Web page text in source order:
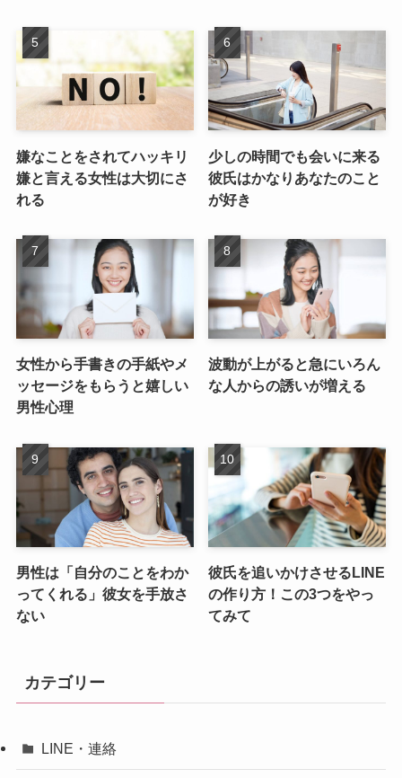
嫌なことをされてハッキリ
嫌と言える女性は大切にさ
れる
少しの時間でも会いに来る
彼氏はかなりあなたのこと
が好き
女性から手書きの手紙やメ
ッセージをもらうと嬉しい
男性心理
波動が上がると急にいろん
な人からの誘いが増える
男性は「自分のことをわか
ってくれる」彼女を手放さ
ない
彼氏を追いかけさせるLINE
の作り方！この3つをやっ
てみて
カテゴリー
LINE・連絡